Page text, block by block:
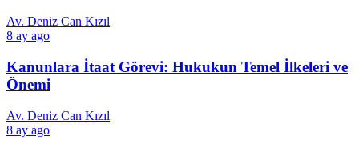
Av. Deniz Can Kızıl
8 ay ago
Kanunlara İtaat Görevi: Hukukun Temel İlkeleri ve
Önemi
Av. Deniz Can Kızıl
8 ay ago